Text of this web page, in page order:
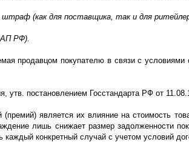
(как для поставщика, так и для
РФ).
продавцом покупателю в связи с
утв. постановлением Госстандарта РФ от
является их влияние на стоимость
лишь снижает размер задолженности
конкретный случай с учетом условий